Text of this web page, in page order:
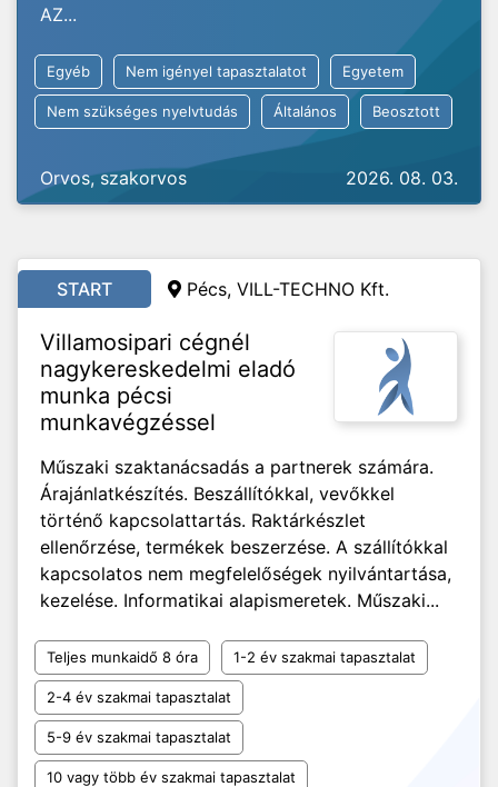
AZ...
Egyéb Nem igényel tapasztalatot Egyetem
Nem szükséges nyelvtudás Általános Beosztott
Orvos, szakorvos 2026. 08. 03.
START Pécs, VILL-TECHNO Kft.
Villamosipari cégnél
nagykereskedelmi eladó
munka pécsi
munkavégzéssel
Műszaki szaktanácsadás a partnerek számára.
Árajánlatkészítés. Beszállítókkal, vevőkkel
történő kapcsolattartás. Raktárkészlet
ellenőrzése, termékek beszerzése. A szállítókkal
kapcsolatos nem megfelelőségek nyilvántartása,
kezelése. Informatikai alapismeretek. Műszaki...
Teljes munkaidő 8 óra 1-2 év szakmai tapasztalat
2-4 év szakmai tapasztalat
5-9 év szakmai tapasztalat
10 vagy több év szakmai tapasztalat